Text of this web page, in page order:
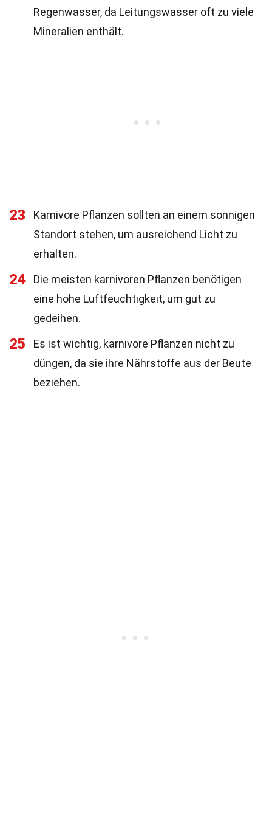
Regenwasser, da Leitungswasser oft zu viele
Mineralien enthält.
23
Karnivore Pflanzen sollten an einem sonnigen
Standort stehen, um ausreichend Licht zu
erhalten.
24
Die meisten karnivoren Pflanzen benötigen
eine hohe Luftfeuchtigkeit, um gut zu
gedeihen.
25
Es ist wichtig, karnivore Pflanzen nicht zu
düngen, da sie ihre Nährstoffe aus der Beute
beziehen.